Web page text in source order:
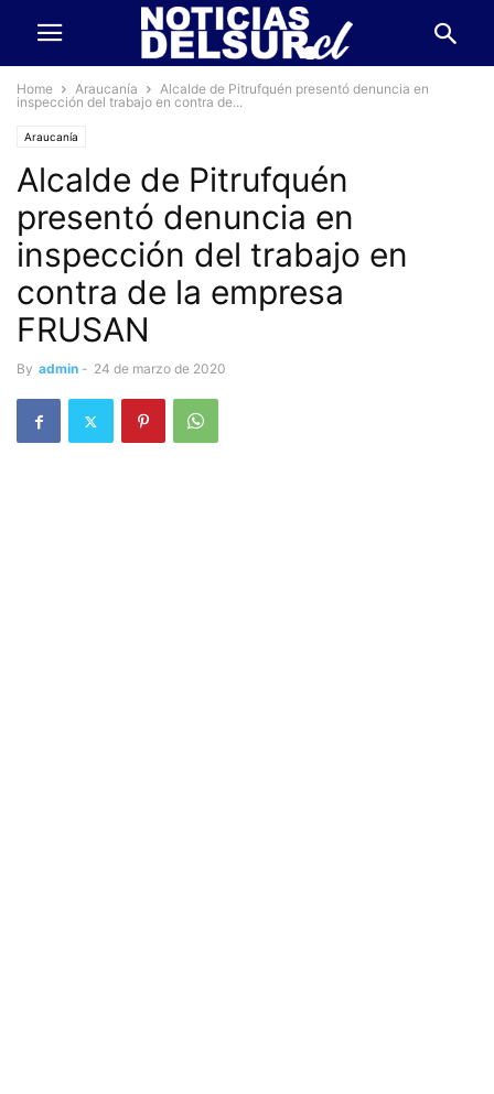
Home Araucanía
Alcalde de Pitrufquén presentó denuncia en
inspección del trabajo en contra de...
Araucanía
Alcalde de Pitrufquén
presentó denuncia en
inspección del trabajo en
contra de la empresa
FRUSAN
By admin - 24 de marzo de 2020